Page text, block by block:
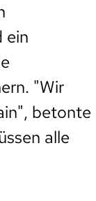
ein
"Wir
betonte
alle